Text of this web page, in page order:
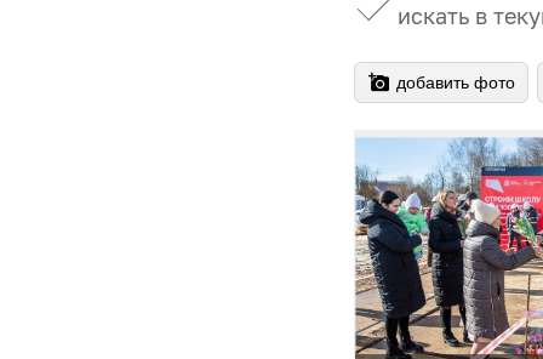
искать в
добавить фото